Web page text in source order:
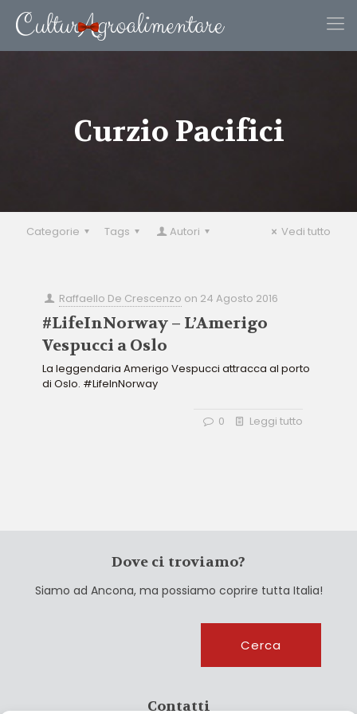
Curzio Pacifici
Categorie Tags Autori Vedi tutto
Raffaello De Crescenzo on 24 Agosto 2016
#LifeInNorway – L’Amerigo
Vespucci a Oslo
La leggendaria Amerigo Vespucci attracca al porto
di Oslo. #LifeInNorway
0 Leggi tutto
Dove ci troviamo?
Siamo ad Ancona, ma possiamo coprire tutta Italia!
Cerca
Contatti